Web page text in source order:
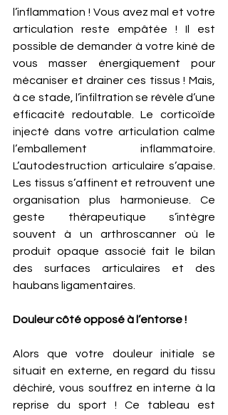
l’inflammation ! Vous avez mal et votre
articulation reste empâtée ! Il est
possible de demander à votre kiné de
vous masser énergiquement pour
mécaniser et drainer ces tissus ! Mais,
à ce stade, l’infiltration se révèle d’une
efficacité redoutable. Le corticoïde
injecté dans votre articulation calme
l’emballement inflammatoire.
L’autodestruction articulaire s’apaise.
Les tissus s’affinent et retrouvent une
organisation plus harmonieuse. Ce
geste thérapeutique s’intègre
souvent à un arthroscanner où le
produit opaque associé fait le bilan
des surfaces articulaires et des
haubans ligamentaires.
Douleur côté opposé à l’entorse !
Alors que votre douleur initiale se
situait en externe, en regard du tissu
déchiré, vous souffrez en interne à la
reprise du sport ! Ce tableau est